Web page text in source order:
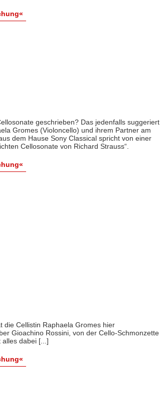
geschrieben? Das jedenfalls suggeriert
Gromes (Violoncello) und ihrem Partner am
dem Hause Sony Classical spricht von einer
Cellosonate von Richard Strauss“.
die Cellistin Raphaela Gromes hier
Gioachino Rossini, von der Cello-Schmonzette
alles dabei [...]